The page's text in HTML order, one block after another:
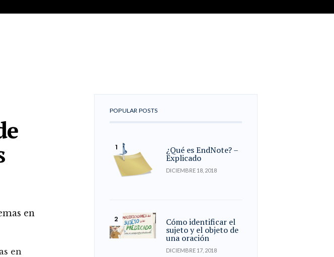
en
en
POPULAR POSTS
¿Qué es EndNote? –
Explicado
DICIEMBRE 18, 2018
Cómo identificar el
sujeto y el objeto de
una oración
DICIEMBRE 17, 2018